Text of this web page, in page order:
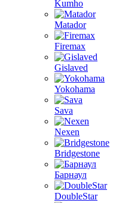
Kumho
Matador
Firemax
Gislaved
Yokohama
Sava
Nexen
Bridgestone
Барнаул
DoubleStar